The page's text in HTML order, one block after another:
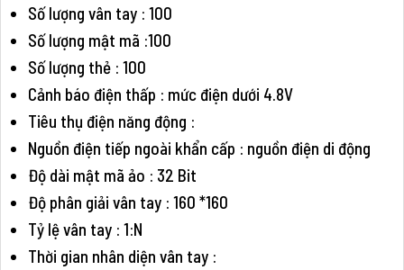
Số lượng vân tay : 100
Số lượng mật mã :100
Số lượng thẻ : 100
Cảnh báo điện thấp : mức điện dưới 4.8V
Tiêu thụ điện năng động :
Nguồn điện tiếp ngoài khẩn cấp : nguồn điện di động
Độ dài mật mã ảo : 32 Bit
Độ phân giải vân tay : 160 *160
Tỷ lệ vân tay : 1:N
Thời gian nhân diện vân tay :